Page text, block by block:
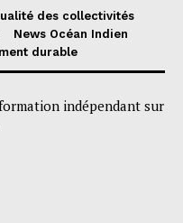
des collectivités
News Océan Indien
durable
indépendant sur